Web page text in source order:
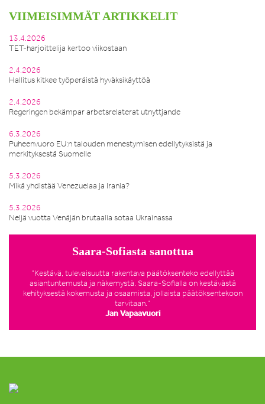
VIIMEISIMMÄT ARTIKKELIT
13.4.2026
TET-harjoittelija kertoo viikostaan
2.4.2026
Hallitus kitkee työperäistä hyväksikäyttöä
2.4.2026
Regeringen bekämpar arbetsrelaterat utnyttjande
6.3.2026
Puheenvuoro EU:n talouden menestymisen edellytyksistä ja
merkityksestä Suomelle
5.3.2026
Mikä yhdistää Venezuelaa ja Irania?
5.3.2026
Neljä vuotta Venäjän brutaalia sotaa Ukrainassa
Saara-Sofiasta sanottua
”Kestävä, tulevaisuutta rakentava päätöksenteko edellyttää
asiantuntemusta ja näkemystä. Saara-Sofialla on kestävästä
kehityksestä kokemusta ja osaamista, jollaista päätöksentekoon
tarvitaan.”
Jan Vapaavuori